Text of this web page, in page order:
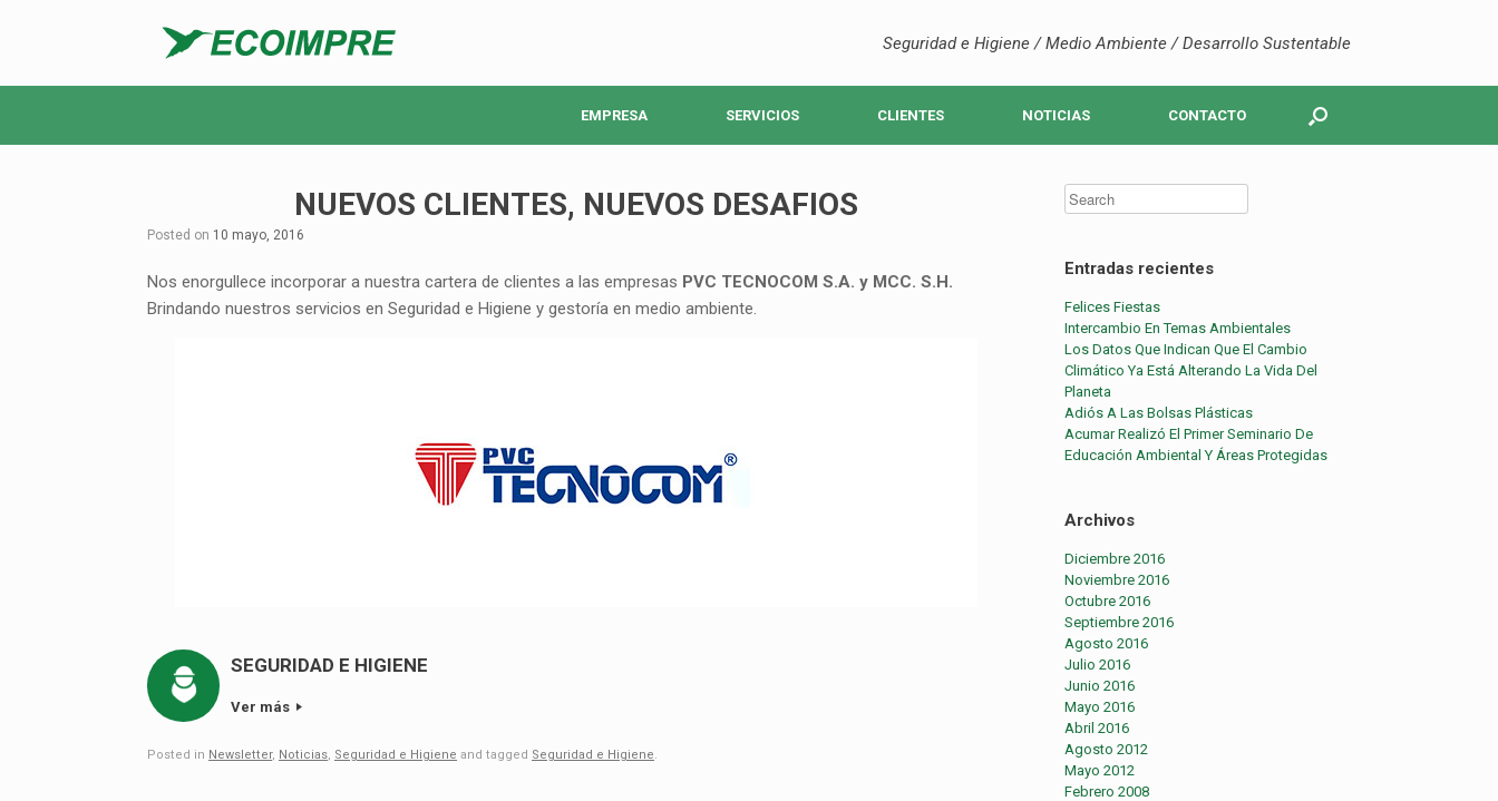
Seguridad e Higiene / Medio Ambiente / Desarrollo Sustentable
EMPRESA SERVICIOS CLIENTES NOTICIAS CONTACTO
NUEVOS CLIENTES, NUEVOS DESAFIOS
Posted on 10 mayo, 2016
Nos enorgullece incorporar a nuestra cartera de clientes a las empresas PVC TECNOCOM S.A. y MCC. S.H.
Brindando nuestros servicios en Seguridad e Higiene y gestoría en medio ambiente.
SEGURIDAD E HIGIENE
Ver más
Posted in Newsletter, Noticias, Seguridad e Higiene and tagged Seguridad e Higiene.
Entradas recientes
Felices Fiestas
Intercambio En Temas Ambientales
Los Datos Que Indican Que El Cambio
Climático Ya Está Alterando La Vida Del
Planeta
Adiós A Las Bolsas Plásticas
Acumar Realizó El Primer Seminario De
Educación Ambiental Y Áreas Protegidas
Archivos
Diciembre 2016
Noviembre 2016
Octubre 2016
Septiembre 2016
Agosto 2016
Julio 2016
Junio 2016
Mayo 2016
Abril 2016
Agosto 2012
Mayo 2012
Febrero 2008